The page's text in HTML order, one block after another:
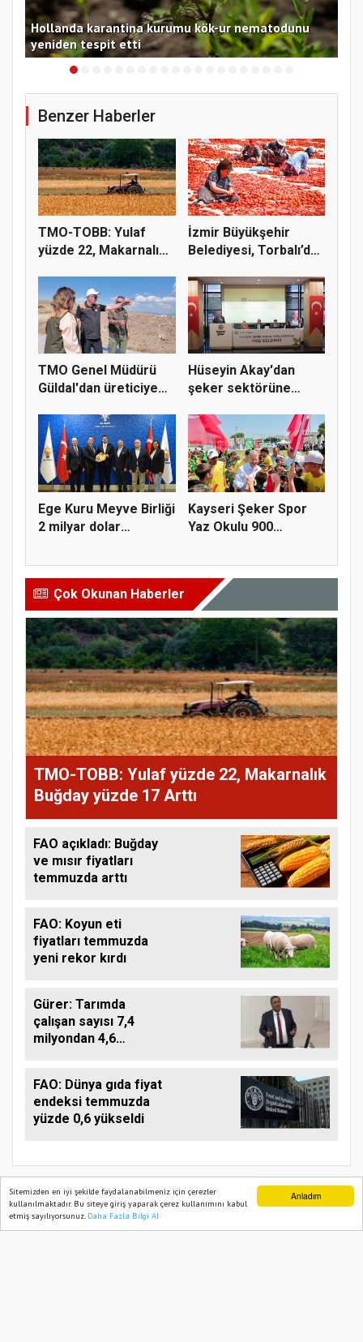
Anladım
Sitemizden en iyi şekilde faydalanabilmeniz için çerezler
kullanılmaktadır. Bu siteye giriş yaparak çerez kullanımını kabul
etmiş sayılıyorsunuz. Daha Fazla Bilgi Al
Hollanda karantina kurumu kök-ur nematodunu
yeniden tespit etti
Benzer Haberler
TMO-TOBB: Yulaf
yüzde 22, Makarnalık
İzmir Büyükşehir
Belediyesi, Torbalı’da
TMO Genel Müdürü
Güldal'dan üreticiye
Hüseyin Akay'dan
şeker sektörüne
Ege Kuru Meyve Birliği
2 milyar dolar
Kayseri Şeker Spor
Yaz Okulu 900
Çok Okunan Haberler
TMO-TOBB: Yulaf yüzde 22, Makarnalık
Buğday yüzde 17 Arttı
FAO açıkladı: Buğday
ve mısır fiyatları
temmuzda arttı
FAO: Koyun eti
fiyatları temmuzda
yeni rekor kırdı
Gürer: Tarımda
çalışan sayısı 7,4
milyondan 4,6
FAO: Dünya gıda fiyat
endeksi temmuzda
yüzde 0,6 yükseldi
TARIM PUSULASI
Ana Sayfa Web TV